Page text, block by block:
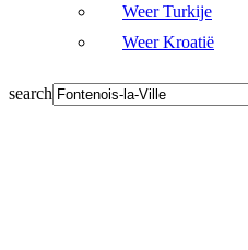
Weer Turkije
Weer Kroatië
search